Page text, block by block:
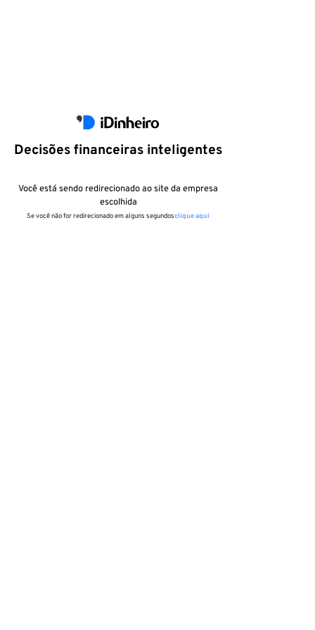
Decisões financeiras inteligentes
Você está sendo redirecionado ao site da empresa
escolhida
Se você não for redirecionado em alguns segundosclique aqui